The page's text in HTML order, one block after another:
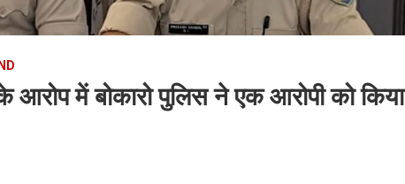
आरोप में बोकारो पुलिस ने एक आरोपी को किया